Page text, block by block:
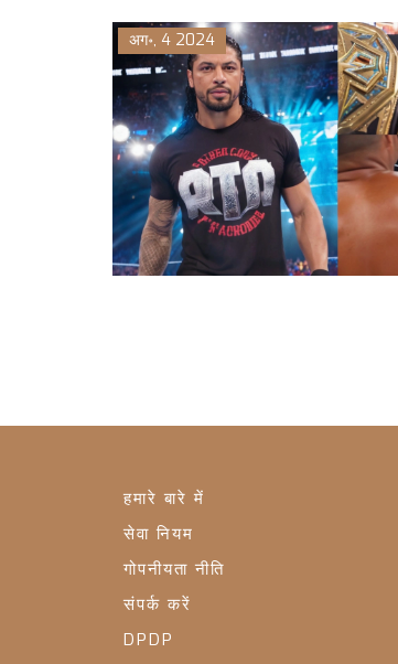
अग॰, 4 2024
हमारे बारे में
सेवा नियम
गोपनीयता नीति
संपर्क करें
DPDP